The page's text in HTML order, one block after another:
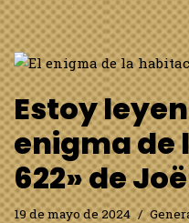
Estoy
enigma de
622» de
19 de mayo de 2024